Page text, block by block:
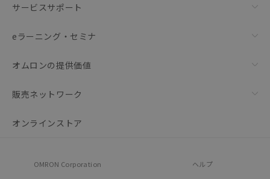
サービスサポート
eラーニング・セミナ
オムロンの提供価値
販売ネットワーク
オンラインストア
OMRON Corporation ヘルプ